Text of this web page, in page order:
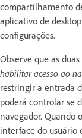
compartilhamento
aplicativo de
configurações.
Observe que as
habilitar acesso ao
restringir a entrada
poderá controlar se
navegador. Quando
interface do usuário